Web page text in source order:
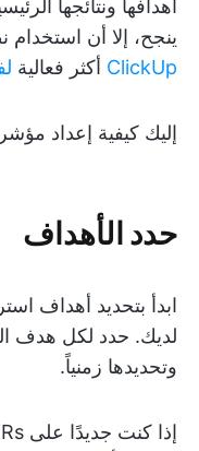
أهدافها ونتائجها
ينجح، إلا أن
ClickUp أكثر فعالية
إليك كيفية إعداد
حدد الأهداف
ابدأ بتحديد أهداف
لديك. حدد لكل هدف
وتحديدها زمنياً.
إذا كنت جديدًا على OKRs، فاستخدم